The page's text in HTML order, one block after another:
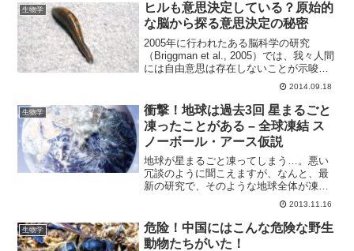
生物学
ヒルも意思決定している？原始的
な脳から探る意思決定の秘密
2005年に行われたある脳科学の研究
（Briggman et al., 2005）では、我々人間
には自由意思は存在しないことが示唆さ
れています。その研究では脳の仕組みを
調べるために、ヒルの原始的な脳を用い
てある行動の意思決定を司る神経細胞
を...
2014.09.18
生物学
衝撃！地球は過去3回 星まるごと
凍ったことがある – 全球凍結 ス
ノーボール・アース仮説
地球が星まるごと凍ってしまう…。悪い
冗談のように聞こえますが、なんと、最
新の研究で、そのような地球全体が凍っ
てしまった状態が、過去に少なくとも3回
あったと推測されています。全球凍結 ス
ノーボール・アース仮説とは地球全体が
凍った現象は全球凍結...
2013.11.16
生物学
危险！中国にはこんな危険な野生
動物たちがいた！